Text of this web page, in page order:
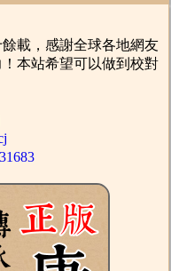
載，感謝全球各地網友
本站希望可以做到校對